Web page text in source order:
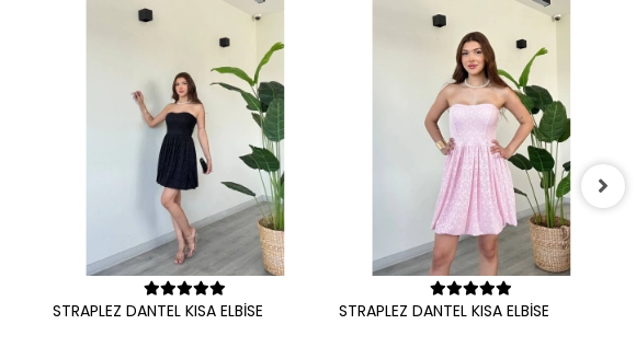
Sepete Ekle
STRAPLEZ DANTEL KISA ELBİSE Sepete Ekle
STRAPLEZ DANTEL KISA ELBİSE